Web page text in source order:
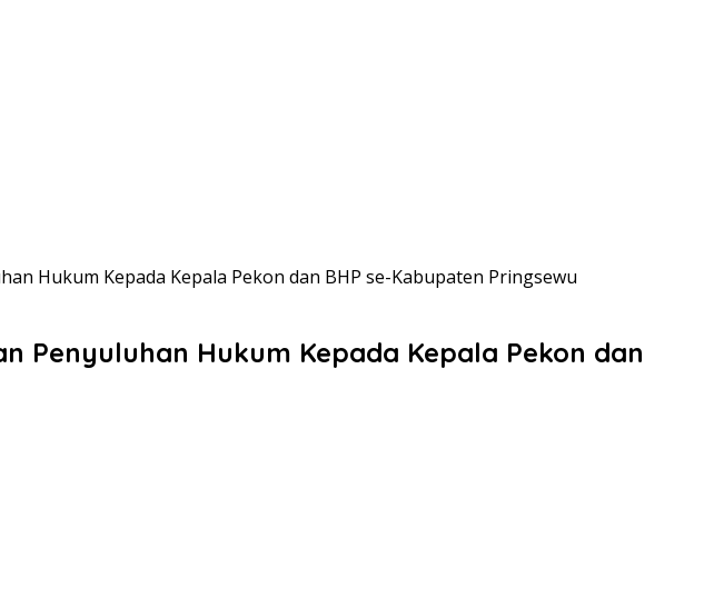
Hukum Kepada Kepala Pekon dan BHP se-Kabupaten Pringsewu
Penyuluhan Hukum Kepada Kepala Pekon dan